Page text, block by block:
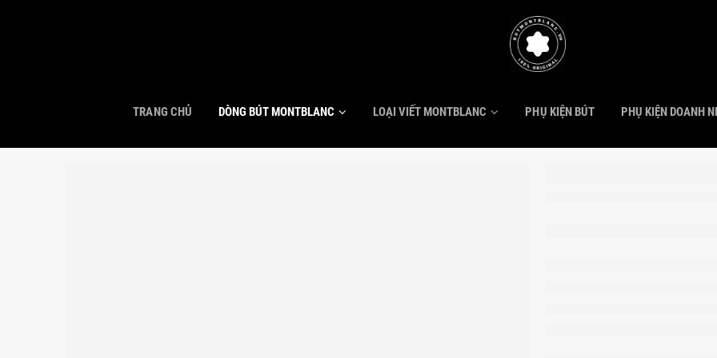
TRANG CHỦ DÒNG BÚT MONTBLANC LOẠI VIẾT MONTBLANC PHỤ KIỆN BÚT PHỤ KIỆN DOANH